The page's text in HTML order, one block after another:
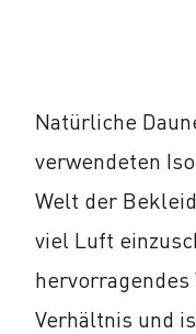
Natürliche
verwendeten
Welt der
viel Luft
Verhältnis und